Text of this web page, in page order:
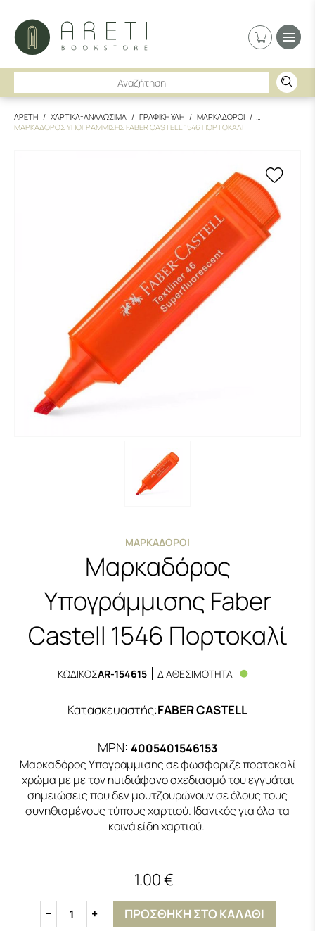
ΑΡΕΤΗ ΧΑΡΤΙΚΑ-ΑΝΑΛΩΣΙΜΑ ΓΡΑΦΙΚΗ ΥΛΗ
ΜΑΡΚΑΔΟΡΟΙ
ΜΑΡΚΑΔΟΡΟΣ ΥΠΟΓΡΑΜΜΙΣΗΣ FABER CASTELL 1546 ΠΟΡΤΟΚΑΛΙ
ΜΑΡΚΑΔΌΡΟΙ
Μαρκαδόρος
Υπογράμμισης Faber
Castell 1546 Πορτοκαλί
ΚΩΔΙΚΟΣAR-154615 ΔΙΑΘΕΣΙΜΟΤΗΤΑ
Κατασκευαστής:FABER CASTELL
MPN: 4005401546153
Μαρκαδόρος Υπογράμμισης σε φωσφοριζέ πορτοκαλί
χρώμα με με τον ημιδιάφανο σχεδιασμό του εγγυάται
σημειώσεις που δεν μουτζουρώνουν σε όλους τους
συνηθισμένους τύπους χαρτιού. Ιδανικός για όλα τα
κοινά είδη χαρτιού.
1.00 €
1 ΠΡΟΣΘΗΚΗ ΣΤΟ ΚΑΛΑΘΙ